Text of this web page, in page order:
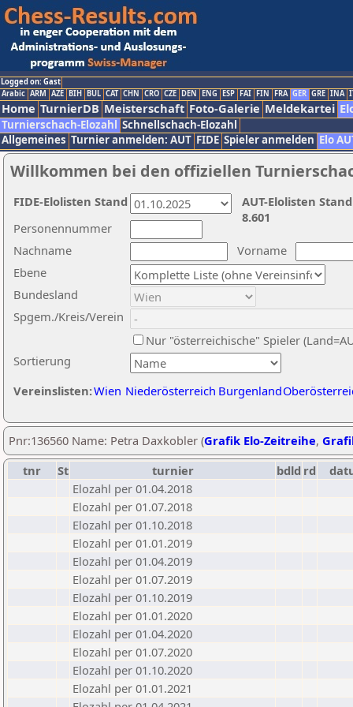
Logged on: Gast
Arabic ARM AZE BIH BUL CAT CHN CRO CZE DEN ENG ESP FAI FIN FRA GER GRE INA
Home TurnierDB Meisterschaft Foto-Galerie Meldekartei
Turnierschach-Elozahl Schnellschach-Elozahl
Allgemeines Turnier anmelden: AUT FIDE Spieler anmelden Elo
Willkommen bei den offiziellen
Nachname
Vorname
Ebene
Sortierung
Personennummer
Bundesland
Spgem./Kreis/Verein
Nur "österreichische" Spieler
Vereinslisten:Wien Niederösterreich Burgenland
AUT-Elolisten
8.601
FIDE-Elolisten Stand
Pnr:136560 Name: Petra Daxkobler (Grafik Elo-Zeitreihe,
tnr
St turnier bdld rd
Elozahl per 01.04.2018
Elozahl per 01.07.2018
Elozahl per 01.10.2018
Elozahl per 01.01.2019
Elozahl per 01.04.2019
Elozahl per 01.07.2019
Elozahl per 01.10.2019
Elozahl per 01.01.2020
Elozahl per 01.04.2020
Elozahl per 01.07.2020
Elozahl per 01.10.2020
Elozahl per 01.01.2021